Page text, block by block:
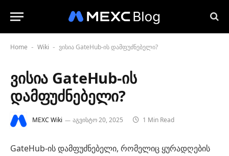
Home - Wiki - ვისია GateHub-ის დამფუძნებელი?
ვისია GateHub-ის
დამფუძნებელი?
MEXC Wiki აგვისტო 20, 2025 1 Min Read
GateHub-ის დამფუძნებელი, რომელიც ყურადღების